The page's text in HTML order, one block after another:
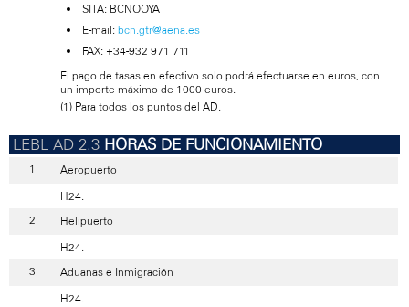
SITA: BCNOOYA
E-mail: bcn.gtr@aena.es
FAX: +34-932 971 711
El pago de tasas en efectivo solo podrá efectuarse en euros, con
un importe máximo de 1000 euros.
(1) Para todos los puntos del AD.
HORAS DE FUNCIONAMIENTO
Aeropuerto
H24.
Helipuerto
H24.
Aduanas e Inmigración
H24.